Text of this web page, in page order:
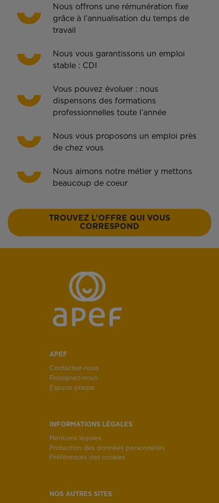
Nous offrons une rémunération fixe
grâce à l’annualisation du temps de
travail
Nous vous garantissons un emploi
stable : CDI
Vous pouvez évoluer : nous
dispensons des formations
professionnelles toute l’année
Nous vous proposons un emploi près
de chez vous
Nous aimons notre métier y mettons
beaucoup de coeur
TROUVEZ L’OFFRE QUI VOUS
CORRESPOND
APEF
Contactez-nous
Rejoignez-nous
Espace presse
INFORMATIONS LÉGALES
Mentions légales
Protection des données personnelles
Préférences des cookies
NOS AUTRES SITES